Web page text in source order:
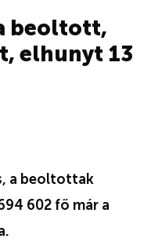
beoltott,
elhunyt 13
a beoltottak
602 fő már a